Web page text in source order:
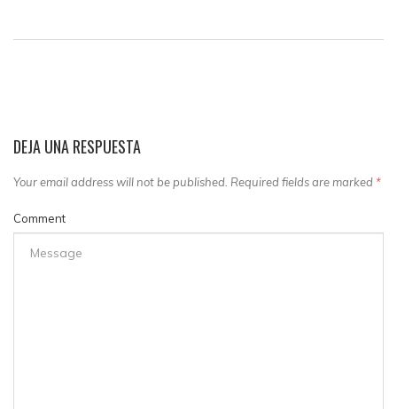
DEJA UNA RESPUESTA
Your email address will not be published. Required fields are marked *
Comment